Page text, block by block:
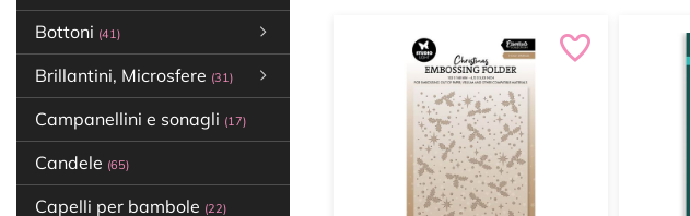
Bottoni (41)
Brillantini, Microsfere (31)
Campanellini e sonagli (17)
Candele (65)
Capelli per bambole (22)